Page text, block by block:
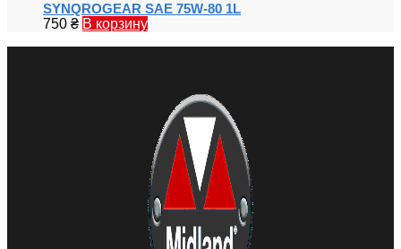
SYNQROGEAR SAE 75W-80 1L
750 ₴ В корзину